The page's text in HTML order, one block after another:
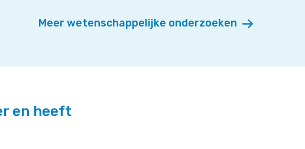
Meer wetenschappelijke onderzoeken
en heeft